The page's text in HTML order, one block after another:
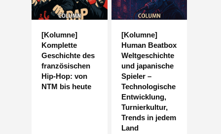
[Kolumne]
Komplette
Geschichte des
französischen
Hip-Hop: von
NTM bis heute
[Kolumne]
Human Beatbox
Weltgeschichte
und japanische
Spieler –
Technologische
Entwicklung,
Turnierkultur,
Trends in jedem
Land